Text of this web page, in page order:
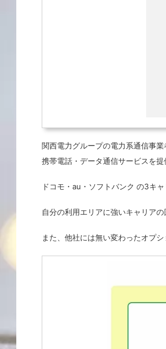
関西電力グループの電力系通信事
携帯電話・データ通信サービスを提
ドコモ・au・ソフトバンク の3キ
自分の利用エリアに強いキャリア
また、他社には無い変わったオプ